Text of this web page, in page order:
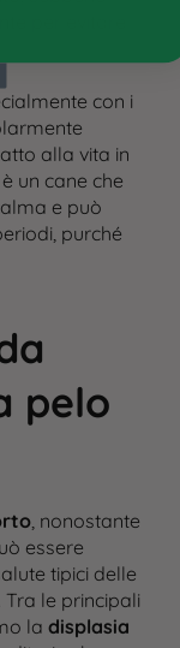
con i
alla vita in
un cane che
e può
purché
pelo
, nonostante
essere
tipici delle
le principali
la displasia